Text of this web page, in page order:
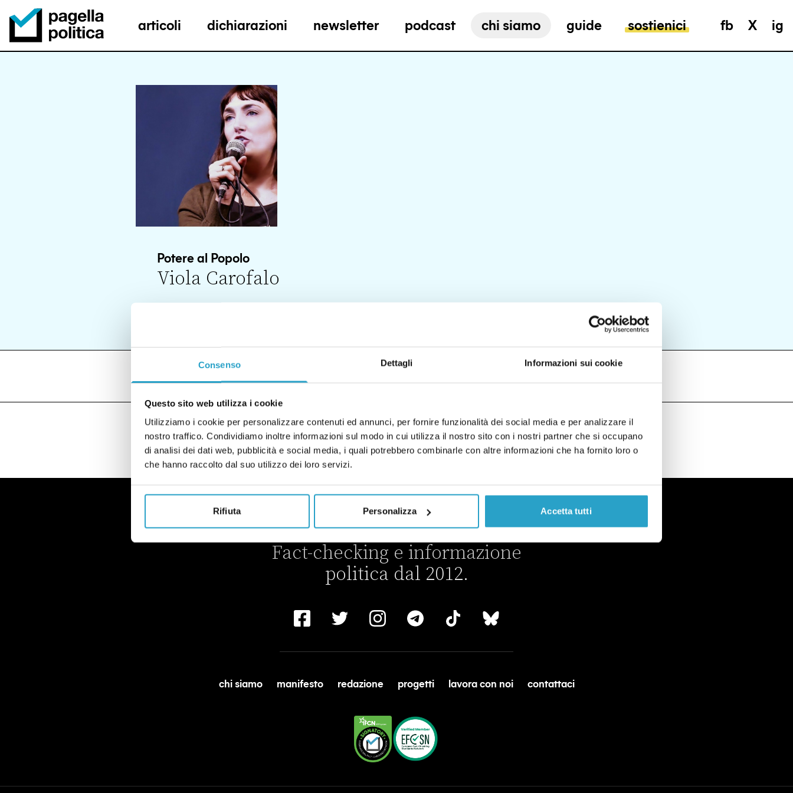
Consenso Dettagli Informazioni sui cookie
Questo sito web utilizza i cookie
Utilizziamo i cookie per personalizzare contenuti ed annunci, per fornire funzionalità dei social media e per analizzare il
nostro traffico. Condividiamo inoltre informazioni sul modo in cui utilizza il nostro sito con i nostri partner che si occupano
di analisi dei dati web, pubblicità e social media, i quali potrebbero combinarle con altre informazioni che ha fornito loro o
che hanno raccolto dal suo utilizzo dei loro servizi.
Rifiuta Personalizza Accetta tutti
Pagella Politica Logo
articoli dichiarazioni newsletter podcast chi siamo guide sostienici fb X ig
Potere al Popolo
Viola Carofalo
Fact-checking e informazione
politica dal 2012.
chi siamo manifesto redazione progetti lavora con noi contattaci